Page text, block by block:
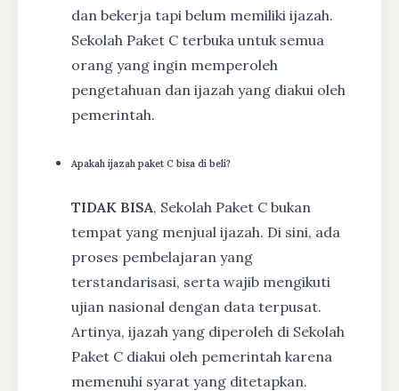
dan bekerja tapi belum memiliki ijazah.
Sekolah Paket C terbuka untuk semua
orang yang ingin memperoleh
pengetahuan dan ijazah yang diakui oleh
pemerintah.
Apakah ijazah paket C bisa di beli?
TIDAK BISA, Sekolah Paket C bukan
tempat yang menjual ijazah. Di sini, ada
proses pembelajaran yang
terstandarisasi, serta wajib mengikuti
ujian nasional dengan data terpusat.
Artinya, ijazah yang diperoleh di Sekolah
Paket C diakui oleh pemerintah karena
memenuhi syarat yang ditetapkan.